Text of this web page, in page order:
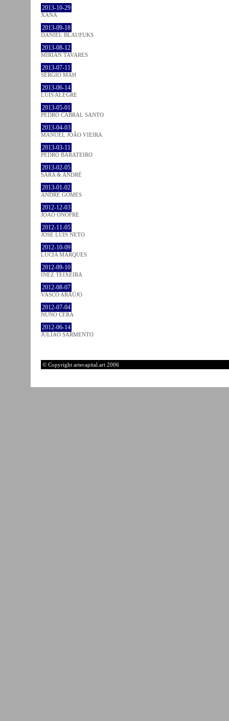
2013-10-29
XANA
2013-09-18
DANIEL BLAUFUKS
2013-08-12
MIRIAN TAVARES
2013-07-11
SÉRGIO MAH
2013-06-14
LUÍS ALEGRE
2013-05-01
PEDRO CABRAL SANTO
2013-04-03
MANUEL JOÃO VIEIRA
2013-03-11
PEDRO BARATEIRO
2013-02-05
SARA & ANDRÉ
2013-01-02
ANDRÉ GOMES
2012-12-03
JOÃO ONOFRE
2012-11-05
JOSÉ LUÍS NETO
2012-10-09
LÚCIA MARQUES
2012-09-10
INEZ TEIXEIRA
2012-08-07
VASCO ARAÚJO
2012-07-04
NUNO CERA
2012-06-14
JULIÃO SARMENTO
© Copyright artecapital.art 2006